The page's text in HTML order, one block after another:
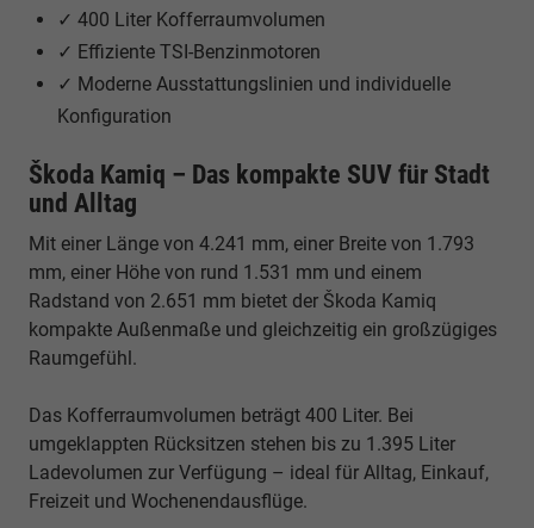
✓ 400 Liter Kofferraumvolumen
✓ Effiziente TSI-Benzinmotoren
✓ Moderne Ausstattungslinien und individuelle
Konfiguration
Škoda Kamiq – Das kompakte SUV für Stadt
und Alltag
Mit einer Länge von 4.241 mm, einer Breite von 1.793
mm, einer Höhe von rund 1.531 mm und einem
Radstand von 2.651 mm bietet der Škoda Kamiq
kompakte Außenmaße und gleichzeitig ein großzügiges
Raumgefühl.
Das Kofferraumvolumen beträgt 400 Liter. Bei
umgeklappten Rücksitzen stehen bis zu 1.395 Liter
Ladevolumen zur Verfügung – ideal für Alltag, Einkauf,
Freizeit und Wochenendausflüge.